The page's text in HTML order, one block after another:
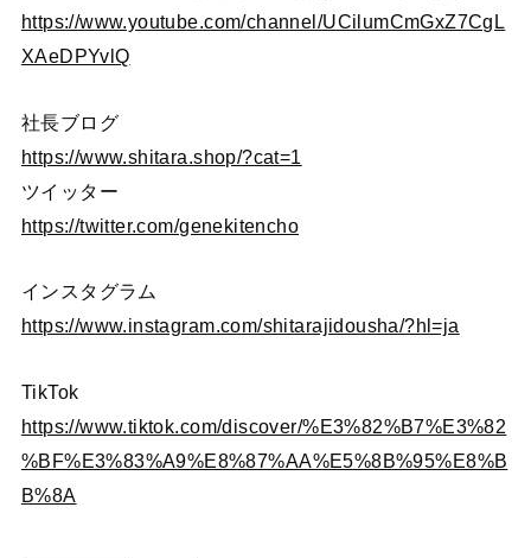
https://www.youtube.com/channel/UCilumCmGxZ7CgL
XAeDPYvlQ
社長ブログ
https://www.shitara.shop/?cat=1
ツイッター
https://twitter.com/genekitencho
インスタグラム
https://www.instagram.com/shitarajidousha/?hl=ja
TikTok
https://www.tiktok.com/discover/%E3%82%B7%E3%82
%BF%E3%83%A9%E8%87%AA%E5%8B%95%E8%B
B%8A